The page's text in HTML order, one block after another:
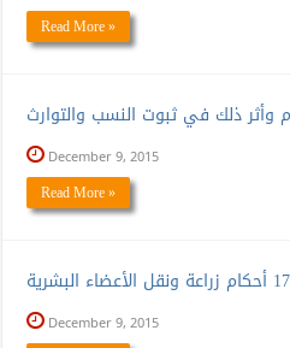
Read More »
December 9, 2015
Read More »
December 9, 2015